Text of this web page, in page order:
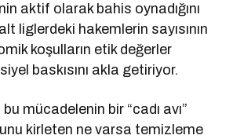
aktif olarak bahis oynadığını
liglerdeki hakemlerin sayısının
koşulların etik değerler
baskısını akla getiriyor.
mücadelenin bir “cadı avı”
kirleten ne varsa temizleme